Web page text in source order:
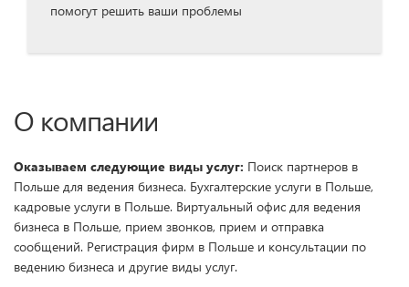
помогут решить ваши проблемы
О компании
Оказываем следующие виды услуг: Поиск партнеров в
Польше для ведения бизнеса. Бухгалтерские услуги в Польше,
кадровые услуги в Польше. Виртуальный офис для ведения
бизнеса в Польше, прием звонков, прием и отправка
сообщений. Регистрация фирм в Польше и консультации по
ведению бизнеса и другие виды услуг.